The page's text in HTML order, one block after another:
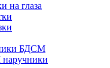
на глаза
БДСМ